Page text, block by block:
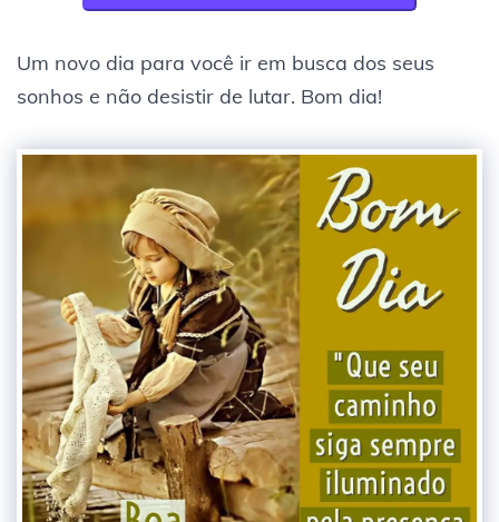
Um novo dia para você ir em busca dos seus
sonhos e não desistir de lutar. Bom dia!